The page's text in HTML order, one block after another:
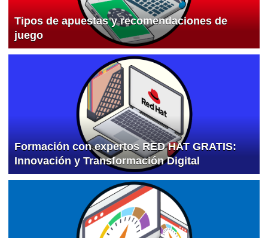
Tipos de apuestas y recomendaciones de
juego
Formación con expertos RED HAT GRATIS:
Innovación y Transformación Digital